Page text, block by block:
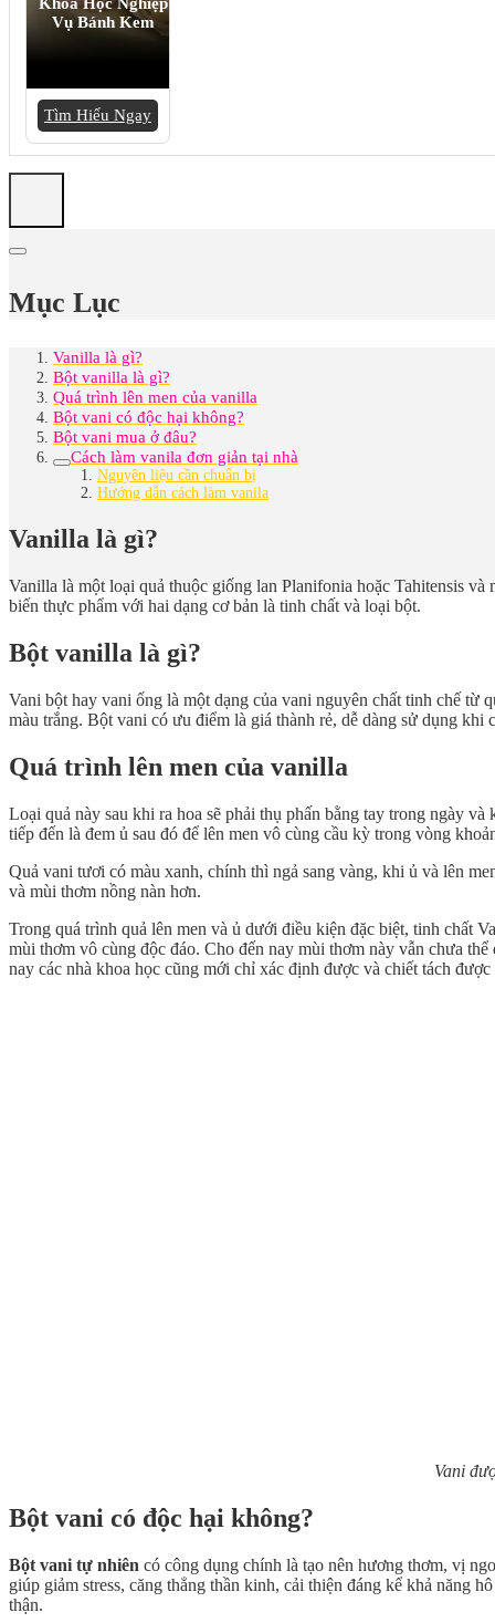
Vụ Bánh Kem
Tìm Hiểu Ngay
Mục Lục
Vanilla là gì?
Bột vanilla là gì?
Quá trình lên men của vanilla
Bột vani có độc hại không?
Bột vani mua ở đâu?
Cách làm vanila đơn giản tại nhà
Nguyên liệu cần chuẩn bị
Hướng dẫn cách làm vanila
Vanilla là gì?
Vanilla là một loại quả thuộc giống lan Planifonia hoặc Tahitensis
biến thực phẩm với hai dạng cơ bản là tinh chất và loại bột.
Bột vanilla là gì?
Vani bột hay vani ống là một dạng của vani nguyên chất tinh chế
màu trắng. Bột vani có ưu điểm là giá thành rẻ, dễ dàng sử dụng khi
Quá trình lên men của vanilla
Loại quả này sau khi ra hoa sẽ phải thụ phấn bằng tay trong ngày
tiếp đến là đem ủ sau đó để lên men vô cùng cầu kỳ trong vòng
Quả vani tươi có màu xanh, chính thì ngả sang vàng, khi ủ và lên
và mùi thơm nồng nàn hơn.
Trong quá trình quả lên men và ủ dưới điều kiện đặc biệt, tinh chất
mùi thơm vô cùng độc đáo. Cho đến nay mùi thơm này vẫn chưa
nay các nhà khoa học cũng mới chỉ xác định được và chiết tách được
Vani
Bột vani có độc hại không?
Bột vani tự nhiên có công dụng chính là tạo nên hương thơm, vị
giúp giảm stress, căng thẳng thần kinh, cải thiện đáng kể khả năng
thận.